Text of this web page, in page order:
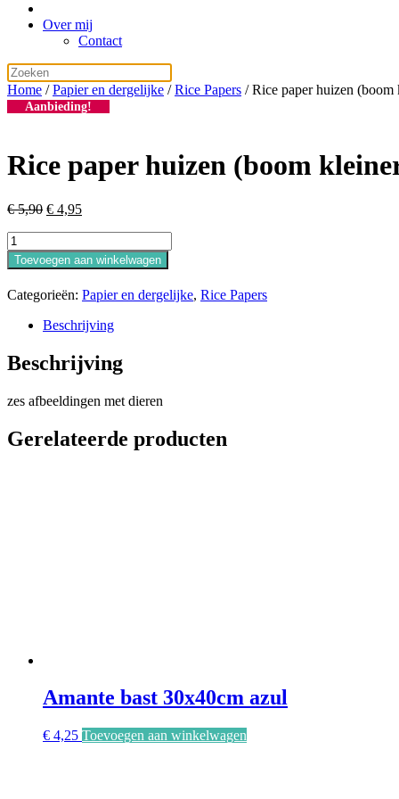
Over mij
Contact
Home /Papier en dergelijke /Rice Papers / Rice paper huizen (boom
Aanbieding!
Rice paper huizen (boom
€5,90 Oorspronkelijke
€ 5,90.
€ 4,95Huidige
€ 4,95.
Rice
paper
huizen
(boom
kleiner)
Toevoegen aan winkelwagen
Categorieën: Papier en dergelijke, Rice Papers
Beschrijving
Beschrijving
zes afbeeldingen met dieren
Gerelateerde producten
Amante bast 30x40cm azul
€ 4,25 Toevoegen aan winkelwagen